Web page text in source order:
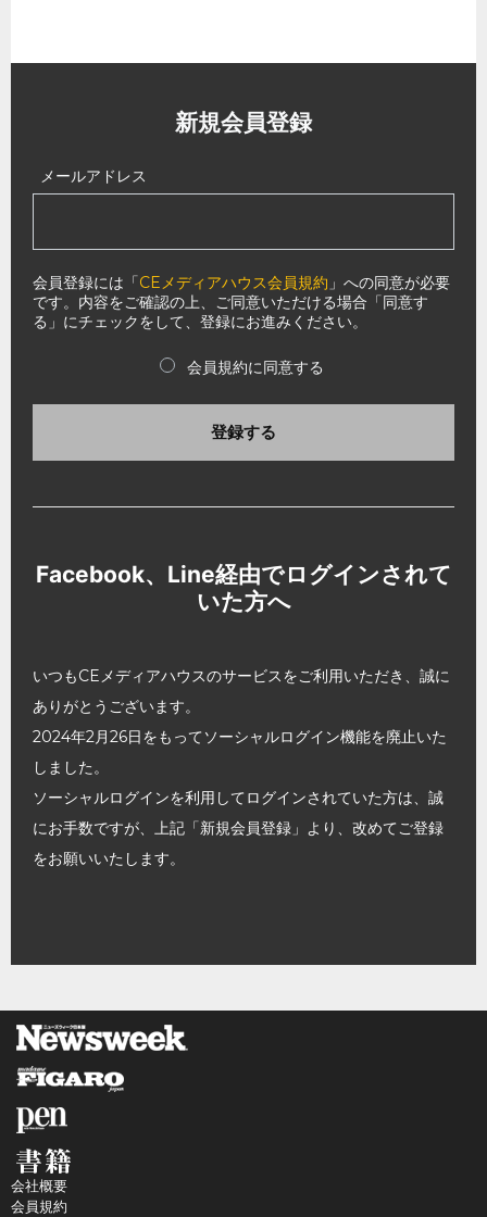
新規会員登録
メールアドレス
会員登録には「CEメディアハウス会員規約 」への同意が必要
です。内容をご確認の上、ご同意いただける場合「同意す
る」にチェックをして、登録にお進みください。
会員規約に同意する
登録する
Facebook、Line経由でログインされて
いた方へ
いつもCEメディアハウスのサービスをご利用いただき、誠に
ありがとうございます。
2024年2月26日をもってソーシャルログイン機能を廃止いた
しました。
ソーシャルログインを利用してログインされていた方は、誠
にお手数ですが、上記「新規会員登録」より、改めてご登録
をお願いいたします。
会社概要
会員規約